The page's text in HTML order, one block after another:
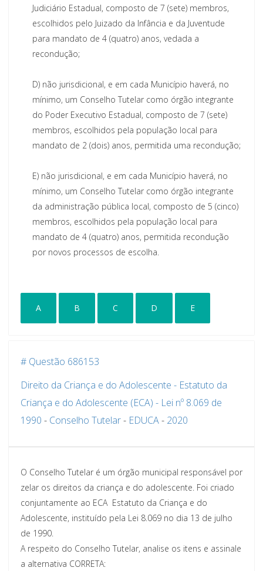
Judiciário Estadual, composto de 7 (sete) membros,
escolhidos pelo Juizado da Infância e da Juventude
para mandato de 4 (quatro) anos, vedada a
recondução;
D) não jurisdicional, e em cada Município haverá, no
mínimo, um Conselho Tutelar como órgão integrante
do Poder Executivo Estadual, composto de 7 (sete)
membros, escolhidos pela população local para
mandato de 2 (dois) anos, permitida uma recondução;
E) não jurisdicional, e em cada Município haverá, no
mínimo, um Conselho Tutelar como órgão integrante
da administração pública local, composto de 5 (cinco)
membros, escolhidos pela população local para
mandato de 4 (quatro) anos, permitida recondução
por novos processos de escolha.
A B C D E
# Questão 686153
Direito da Criança e do Adolescente - Estatuto da
Criança e do Adolescente (ECA) - Lei nº 8.069 de
1990 - Conselho Tutelar- EDUCA- 2020
O Conselho Tutelar é um órgão municipal responsável por
zelar os direitos da criança e do adolescente. Foi criado
conjuntamente ao ECA  Estatuto da Criança e do
Adolescente, instituído pela Lei 8.069 no dia 13 de julho
de 1990.
A respeito do Conselho Tutelar, analise os itens e assinale
a alternativa CORRETA: